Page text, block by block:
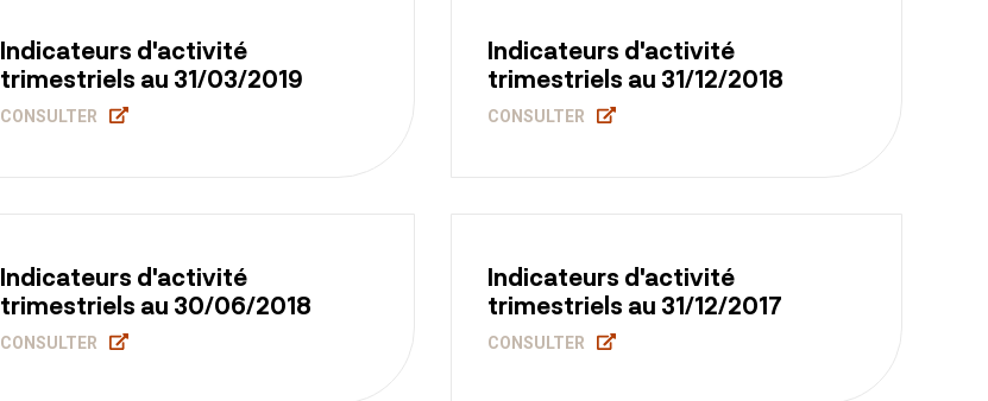
Indicateurs d'activité
trimestriels au 31/03/2019
CONSULTER
Indicateurs d'activité
trimestriels au 31/12/2018
CONSULTER
Indicateurs d'activité
trimestriels au 30/06/2018
CONSULTER
Indicateurs d'activité
trimestriels au 31/12/2017
CONSULTER